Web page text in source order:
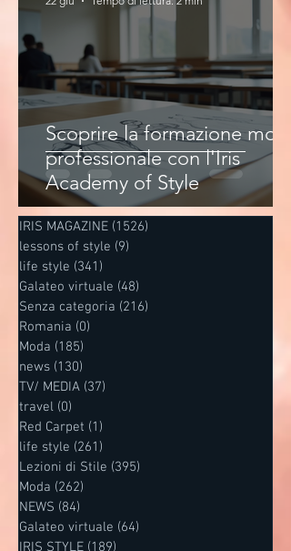
Scoprire la formazione moda
professionale con l'Iris
Academy of Style
IRIS MAGAZINE (1526)
lessons of style (9)
life style (341)
Galateo virtuale (48)
Senza categoria (216)
Romania (0)
Moda (185)
news (130)
TV/ MEDIA (37)
travel (0)
Red Carpet (1)
life style (261)
Lezioni di Stile (395)
Moda (262)
NEWS (84)
Galateo virtuale (64)
IRIS STYLE (189)